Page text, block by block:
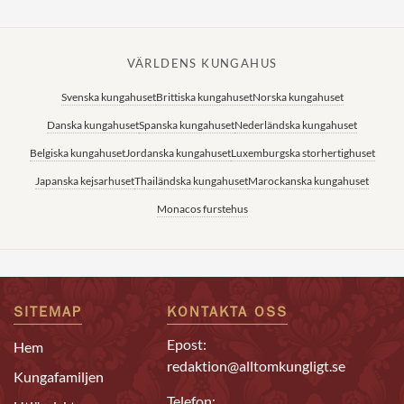
VÄRLDENS KUNGAHUS
Svenska kungahusetBrittiska kungahusetNorska kungahuset
Danska kungahusetSpanska kungahusetNederländska kungahuset
Belgiska kungahusetJordanska kungahusetLuxemburgska storhertighuset
Japanska kejsarhusetThailändska kungahusetMarockanska kungahuset
Monacos furstehus
SITEMAP
Hem
Kungafamiljen
KONTAKTA OSS
Epost:
redaktion@alltomkungligt.se